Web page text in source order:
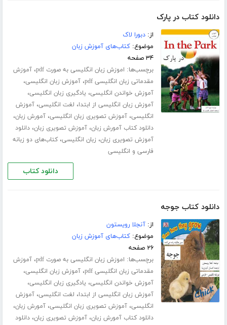
دانلود کتاب در پارک
از:دبورا لاک
موضوع:کتاب‌های آموزش زبان
۳۴ صفحه
برچسب‌ها: اموزش زبان انگلیسی به صورت pdf ،آموزش
مقدماتی زبان انگلیسی pdf
،آموزش زبان انگلیسی،
آموزش خواندن انگلیسی، یادگیری زبان انگلیسی،
آموزش زبان انگلیسی از ابتدا، لغت انگلیسی،آموزش
انگلیسی،آموزش تصویری زبان انگلیسی،آمورش زبان،
دانلود کتاب آمورش زبان،آموزش تصویری زبان،دانلود
آموزش تصویری زبان، زبان انگلیسی،کتاب‌های دو زبانه
فارسی و انگلیسی
دانلود کتاب
دانلود کتاب جوجه
از:آنجلا رویستون
موضوع:کتاب‌های آموزش زبان
۲۶ صفحه
برچسب‌ها: اموزش زبان انگلیسی به صورت pdf ،آموزش
مقدماتی زبان انگلیسی pdf
،آموزش زبان انگلیسی،
آموزش خواندن انگلیسی، یادگیری زبان انگلیسی،
آموزش زبان انگلیسی از ابتدا، لغت انگلیسی،آموزش
انگلیسی،آموزش تصویری زبان انگلیسی،آمورش زبان،
دانلود کتاب آمورش زبان،آموزش تصویری زبان،دانلود